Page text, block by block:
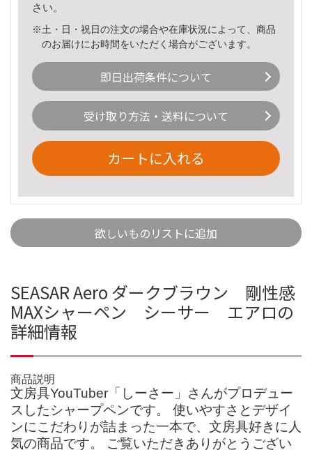
さい。
※土・日・祝日の注文の場合や在庫状況によって、商品
のお届けにお時間をいただく場合がございます。
即日出荷条件について
受け取り方法・送料について
カートに入れる
欲しいものリストに追加
SEASAR Aero ダークブラウン 剛性感
MAXシャーペン シーサー エアロの
詳細情報
商品説明
文房具YouTuber「しーさー」さんがプロデュー
スしたシャープペンです。 使いやすさとデザイ
ンにこだわりが詰まった一本で、文房具好きに人
気の商品です。 ご覧いただきありがとうござい